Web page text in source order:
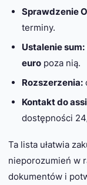
Sprawdzenie
terminy.
Ustalenie sum:
europoza nią.
Rozszerzenia:
Kontakt do
dostępności
Ta lista ułatwia
nieporozumień w
dokumentów i